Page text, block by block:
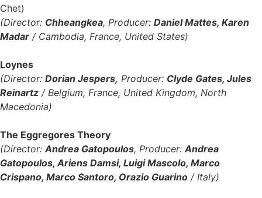
Chet)
(Director: Chheangkea, Producer: Daniel Mattes, Karen
Madar / Cambodia, France, United States)
Loynes
(Director: Dorian Jespers, Producer: Clyde Gates, Jules
Reinartz / Belgium, France, United Kingdom, North
Macedonia)
The Eggregores Theory
(Director: Andrea Gatopoulos, Producer: Andrea
Gatopoulos, Ariens Damsi, Luigi Mascolo, Marco
Crispano, Marco Santoro, Orazio Guarino / Italy)